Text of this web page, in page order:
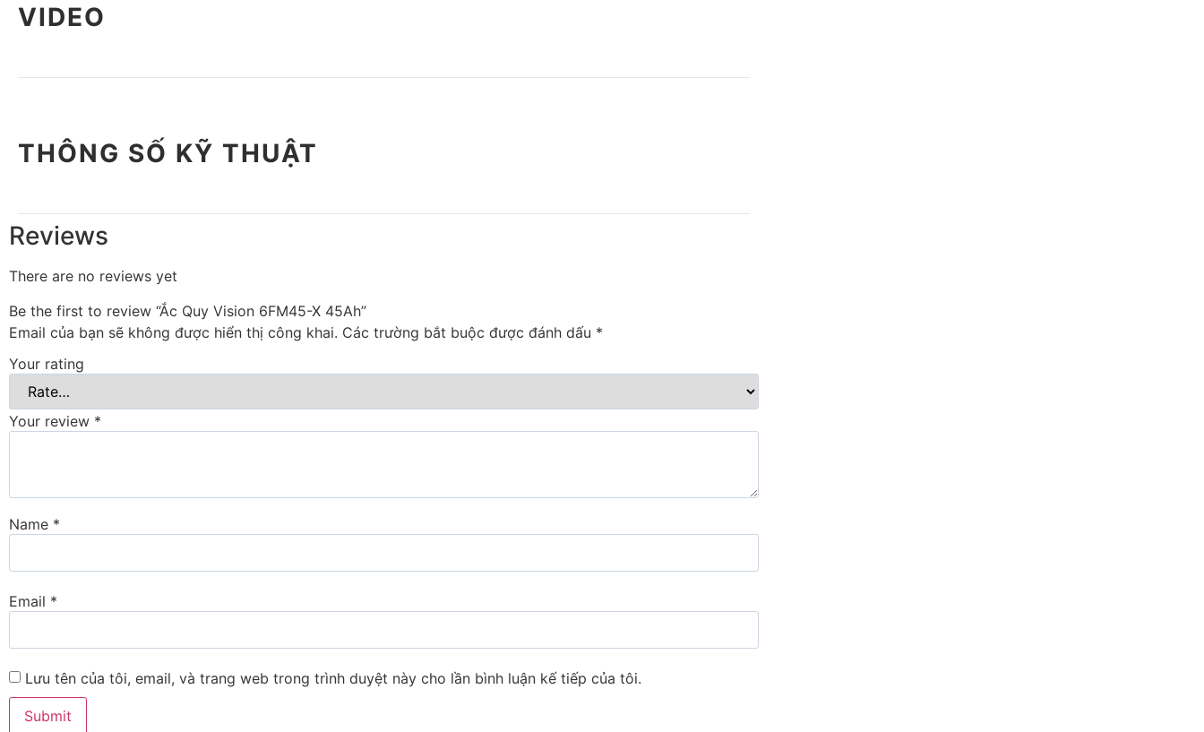
VIDEO
THÔNG SỐ KỸ THUẬT
Reviews
There are no reviews yet
Be the first to review “Ắc Quy Vision 6FM45-X 45Ah”
Email của bạn sẽ không được hiển thị công khai. Các trường bắt buộc được đánh dấu *
Your rating
Your review *
Name *
Email *
Lưu tên của tôi, email, và trang web trong trình duyệt này cho lần bình luận kế tiếp của tôi.